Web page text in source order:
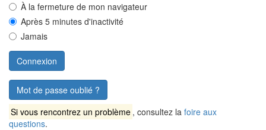
À la fermeture de mon navigateur
Après 5 minutes d'inactivité
Jamais
Mot de passe oublié ?
Si vous rencontrez un problème , consultez la foire aux
questions.